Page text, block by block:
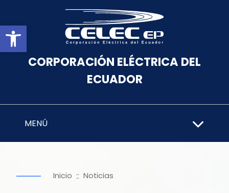
Abrir barra de herramientas
CORPORACIÓN ELÉCTRICA DEL
ECUADOR
MENÚ
Inicio :: Noticias